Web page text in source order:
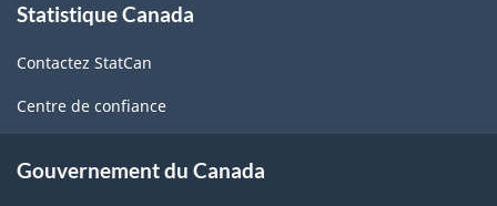
propos
ce
site
Statistique Canada
Contactez StatCan
Centre de confiance
Gouvernement du Canada